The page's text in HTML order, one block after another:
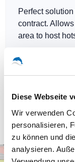
Diese Webseite
Wir verwenden
personalisieren,
zu können und
analysieren.
Perfect
contract.
area to host
Our
+